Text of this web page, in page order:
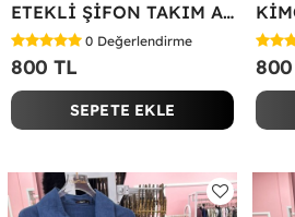
ETEKLİ ŞİFON TAKIM Acı Kahve
0 Değerlendirme
800 TL
SEPETE EKLE